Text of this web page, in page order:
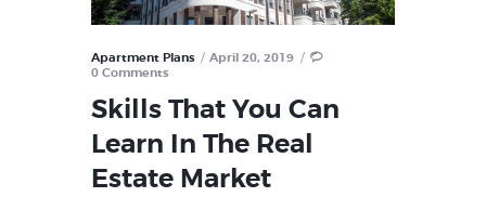
Apartment Plans
April 20, 2019
0 Comments
Skills That You Can
Learn In The Real
Estate Market